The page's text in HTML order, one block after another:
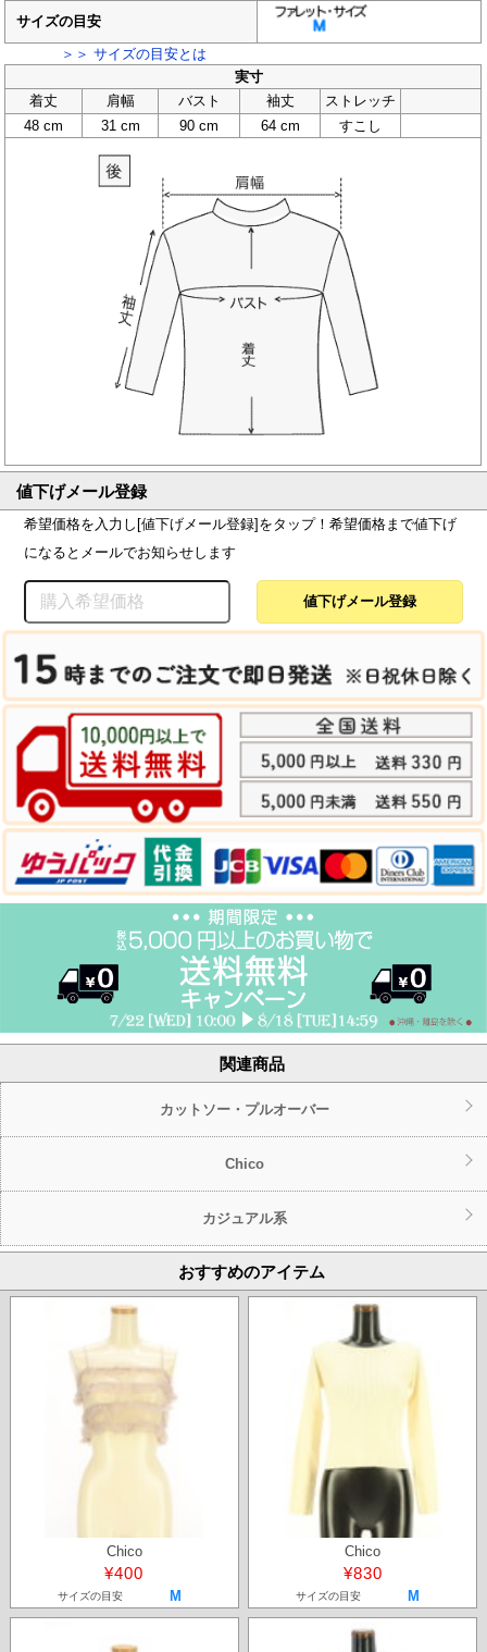
サイズの目安
＞＞ サイズの目安とは
実寸
着丈
肩幅 バスト 袖丈
ストレッチ
48 cm
31 cm 90 cm 64 cm すこし
値下げメール登録
希望価格を入力し[値下げメール登録]をタップ！希望価格まで値下げ
になるとメールでお知らせします
関連商品
カットソー・プルオーバー
Chico
カジュアル系
おすすめのアイテム
Chico
¥400
サイズの目安 M
Chico
¥830
サイズの目安 M